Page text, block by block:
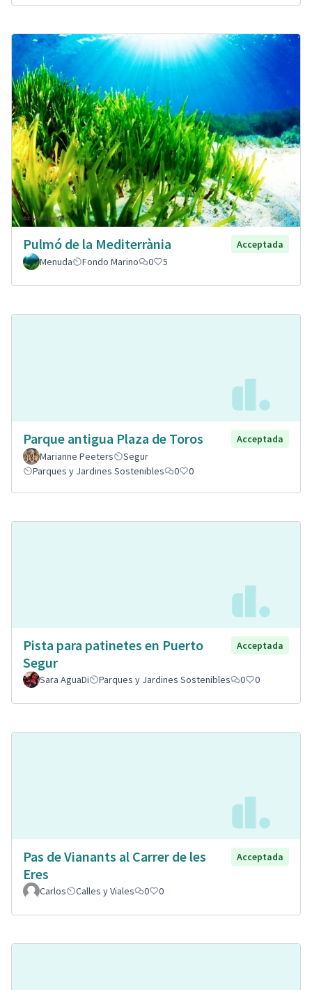
Pulmó de la Mediterrània
Acceptada
Menuda
Fondo Marino 0 5
Parque antigua Plaza de Toros
Acceptada
Marianne Peeters
Segur
Parques y Jardines Sostenibles
0 0
Pista para patinetes en Puerto
Segur
Acceptada
Sara AguaDi Parques y Jardines Sostenibles 0 0
Pas de Vianants al Carrer de les
Eres
Acceptada
Carlos Calles y Viales 0 0